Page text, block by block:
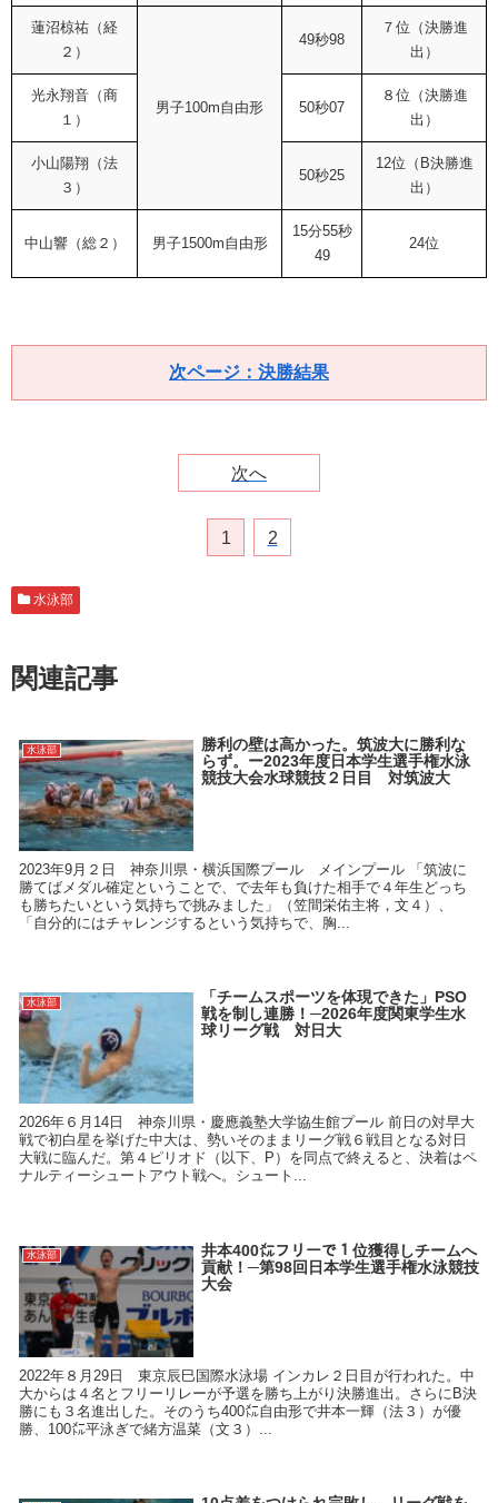
蓮沼椋祐（経
２）
男子100m自由形
49秒98
７位（決勝進
出）
光永翔音（商
１）
50秒07
８位（決勝進
出）
小山陽翔（法
３）
50秒25
12位（B決勝進
出）
中山響（総２） 男子1500m自由形
15分55秒
49
24位
次ページ：決勝結果
次へ
1 2
水泳部
関連記事
水泳部
勝利の壁は高かった。筑波大に勝利な
らず。ー2023年度日本学生選手権水泳
競技大会水球競技２日目 対筑波大
2023年9月２日 神奈川県・横浜国際プール メインプール 「筑波に
勝てばメダル確定ということで、で去年も負けた相手で４年生どっち
も勝ちたいという気持ちで挑みました」（笠間栄佑主将，文４）、
「自分的にはチャレンジするという気持ちで、胸...
水泳部
「チームスポーツを体現できた」PSO
戦を制し連勝！─2026年度関東学生水
球リーグ戦 対日大
2026年６月14日 神奈川県・慶應義塾大学協生館プール 前日の対早大
戦で初白星を挙げた中大は、勢いそのままリーグ戦６戦目となる対日
大戦に臨んだ。第４ピリオド（以下、P）を同点で終えると、決着はペ
ナルティーシュートアウト戦へ。シュート...
水泳部
井本400㍍フリーで１位獲得しチームへ
貢献！─第98回日本学生選手権水泳競技
大会
2022年８月29日 東京辰巳国際水泳場 インカレ２日目が行われた。中
大からは４名とフリーリレーが予選を勝ち上がり決勝進出。さらにB決
勝にも３名進出した。そのうち400㍍自由形で井本一輝（法３）が優
勝、100㍍平泳ぎで緒方温菜（文３）...